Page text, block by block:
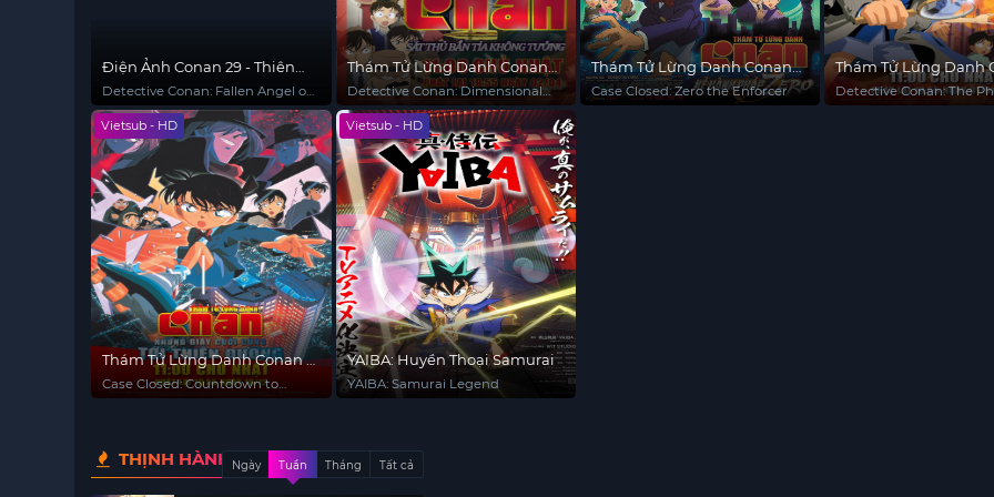
Điện Ảnh Conan 29 - Thiên
Thần Sa Ngã Trên Xa Lộ
Detective Conan: Fallen Angel of
the Highway
Thám Tử Lừng Danh Conan
18: Sát Thủ Bắn Tỉa Không
Tưởng
Detective Conan: Dimensional
Sniper
Thám Tử Lừng Danh Conan
22: Kẻ Hành Pháp Zero
Case Closed: Zero the Enforcer
Thám Tử Lừng Danh
Bóng Ma Đường
Detective Conan: The
Vietsub - HD
Thám Tử Lừng Danh Conan 5:
Những Giây Cuối Cùng Tới
Thiên Đường
Case Closed: Countdown to
Vietsub - HD
YAIBA: Huyền Thoại Samurai
YAIBA: Samurai Legend
THỊNH HÀNHNgày Tuần Tháng Tất cả